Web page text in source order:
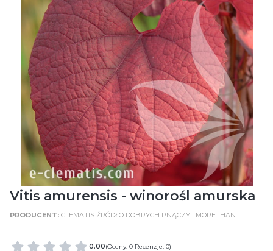
Vitis amurensis - winorośl amurska
CLEMATIS ŹRÓDŁO DOBRYCH PNĄCZY | MORETHAN
0.00(Oceny: 0 Recenzje: 0)